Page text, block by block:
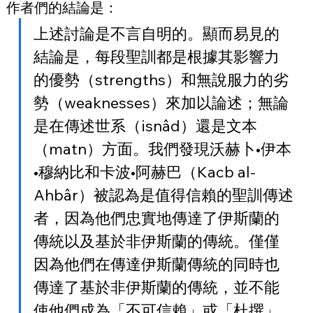
作者們的結論是：
上述討論是不言自明的。顯而易見的
結論是，每段聖訓都是根據其影響力
的優勢（strengths）和無說服力的劣
勢（weaknesses）來加以論述；無論
是在傳述世系（isnâd）還是文本
（matn）方面。我們發現沃赫卜•伊本
•穆納比和卡波•阿赫巴（Kacb al-
Ahbâr）被認為是值得信賴的聖訓傳述
者，因為他們忠實地傳達了伊斯蘭的
傳統以及基於非伊斯蘭的傳統。僅僅
因為他們在傳達伊斯蘭傳統的同時也
傳達了基於非伊斯蘭的傳統，並不能